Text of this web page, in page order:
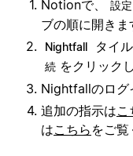
Notionで、
設定
ブの順に開きま
Nightfall タイ
続 をクリック
Nightfallのログ
追加の指示はこ
はこちら をご覧